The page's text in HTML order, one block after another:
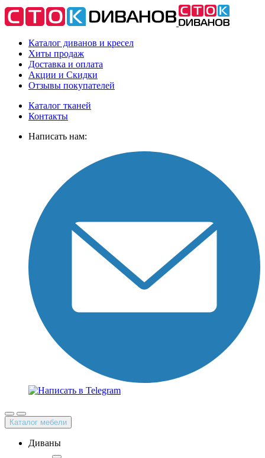
Каталог диванов и кресел
Хиты продаж
Доставка и оплата
Акции и Скидки
Отзывы покупателей
Каталог тканей
Контакты
Написать нам:
Каталог мебели
Диваны